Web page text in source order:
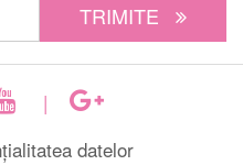
TRIMITE
|
datelor